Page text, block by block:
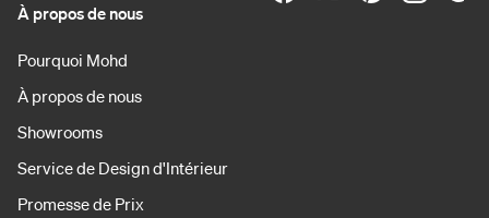
À propos de nous
Pourquoi Mohd
À propos de nous
Showrooms
Service de Design d'Intérieur
Promesse de Prix